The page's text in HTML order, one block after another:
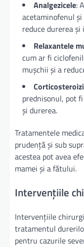
Analgezicele:
acetaminofenul
reduce durerea
Relaxantele
cum ar fi
mușchii și a
prednisonul, pot
și durerea.
Tratamentele
prudență și sub
acestea pot avea
mamei și a fătului.
Intervențiile
Intervențiile
tratamentul
pentru cazurile